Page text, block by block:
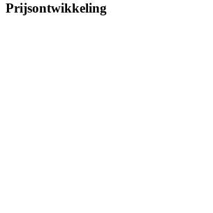
Prijsontwikkeling